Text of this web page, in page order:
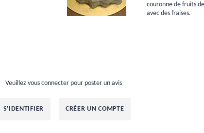
couronne de fruits
avec des fraises.
Veuillez vous connecter pour poster un avis
S'IDENTIFIER CRÉER UN COMPTE